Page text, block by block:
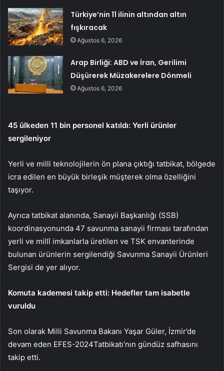
Türkiye’nin 11 ilinin altından altın
fışkıracak
Ağustos 6, 2026
Arap Birliği: ABD ve İran, Gerilimi
Düşürerek Müzakerelere Dönmeli
Ağustos 6, 2026
45 ülkeden 11 bin personel katıldı: Yerli ürünler
sergileniyor
Yerli ve milli teknolojilerin ön plana çıktığı tatbikat, bölgede
icra edilen en büyük birleşik müşterek olma özelliğini
taşıyor.
Ayrıca tatbikat alanında, Sanayii Başkanlığı (SSB)
koordinasyonunda 47 savunma sanayii firması tarafından
yerli ve millî imkanlarla üretilen ve TSK envanterinde
bulunan ürünlerin sergilendiği Savunma Sanayii Ürünleri
Sergisi de yer alıyor.
Komuta kademesi takip etti: Hedefler tam isabetle
vuruldu
Son olarak Milli Savunma Bakanı Yaşar Güler, İzmir’de
devam eden EFES-2024Tatbikatı’nın gündüz safhasını
takip etti.